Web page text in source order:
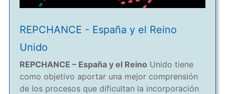
REPCHANCE - España y el Reino
Unido
REPCHANCE – España y el Reino Unido tiene
como objetivo aportar una mejor comprensión
de los procesos que dificultan la incorporación